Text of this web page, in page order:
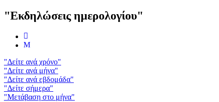
"Εκδηλώσεις ημερολογίου"
"Δείτε ανά χρόνο"
"Δείτε ανά μήνα"
"Δείτε ανά εβδομάδα"
"Δείτε σήμερα"
"Μετάβαση στο μήνα"